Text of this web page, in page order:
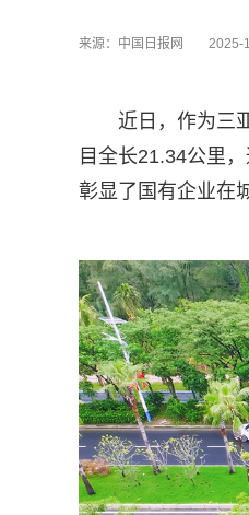
来源：中国日报网 2025-
近日，作为三
目全长21.34公里
彰显了国有企业在